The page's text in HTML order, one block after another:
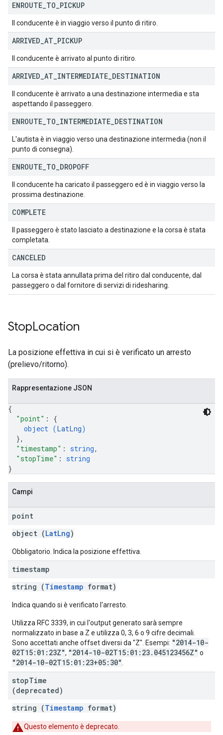
ENROUTE TO PICKUP
Il conducente è in viaggio verso il punto di ritiro.
ARRIVED AT PICKUP
Il conducente è arrivato al punto di ritiro.
ARRIVED AT INTERMEDIATE DESTINATION
Il conducente è arrivato a una destinazione intermedia e sta
aspettando il passeggero.
ENROUTE TO INTERMEDIATE DESTINATION
L'autista è in viaggio verso una destinazione intermedia (non il
punto di consegna).
ENROUTE TO DROPOFF
Il conducente ha caricato il passeggero ed è in viaggio verso la
prossima destinazione.
COMPLETE
Il passeggero è stato lasciato a destinazione e la corsa è stata
completata.
CANCELED
La corsa è stata annullata prima del ritiro dal conducente, dal
passeggero o dal fornitore di servizi di ridesharing.
StopLocation
La posizione effettiva in cui si è verificato un arresto
(prelievo/ritorno).
Rappresentazione JSON
{
"point" : {
object (LatLng)
},
"timestamp" : string,
"stopTime" : string
}
Campi
point
object (LatLng)
Obbligatorio. Indica la posizione effettiva.
timestamp
string (Timestamp format)
Indica quando si è verificato l'arresto.
Utilizza RFC 3339, in cui l'output generato sarà sempre
normalizzato in base a Z e utilizza 0, 3, 6 o 9 cifre decimali.
Sono accettati anche offset diversi da "Z". Esempi: "2014-10-
02T15:01:23Z", "2014-10-02T15:01:23.045123456Z" o
"2014-10-02T15:01:23+05:30"
stopTime
(deprecated)
string (Timestamp format)
Questo elemento è deprecato.